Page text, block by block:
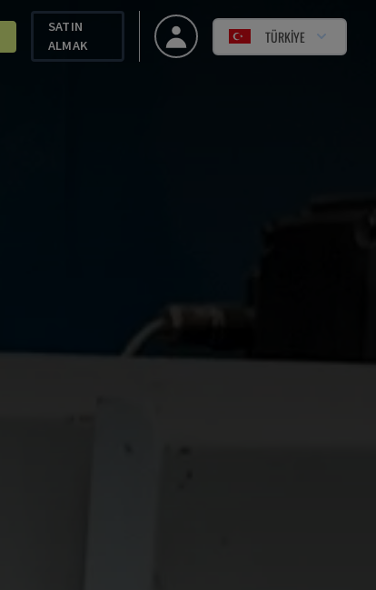
SATIN
ALMAK
TÜRKIYE